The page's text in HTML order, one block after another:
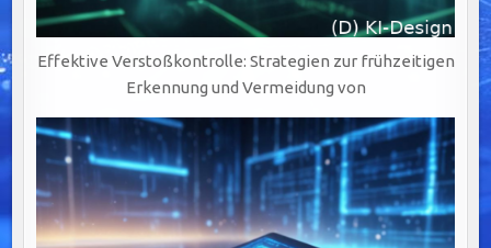
Effektive Verstoßkontrolle: Strategien zur frühzeitigen
Erkennung und Vermeidung von